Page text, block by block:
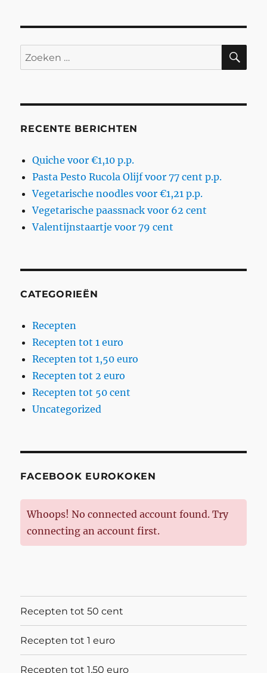
Zoeken
naar:
RECENTE BERICHTEN
Quiche voor €1,10 p.p.
Pasta Pesto Rucola Olijf voor 77 cent p.p.
Vegetarische noodles voor €1,21 p.p.
Vegetarische paassnack voor 62 cent
Valentijnstaartje voor 79 cent
CATEGORIEËN
Recepten
Recepten tot 1 euro
Recepten tot 1,50 euro
Recepten tot 2 euro
Recepten tot 50 cent
Uncategorized
FACEBOOK EUROKOKEN
Whoops! No connected account found. Try
connecting an account first.
Recepten tot 50 cent
Recepten tot 1 euro
Recepten tot 1,50 euro